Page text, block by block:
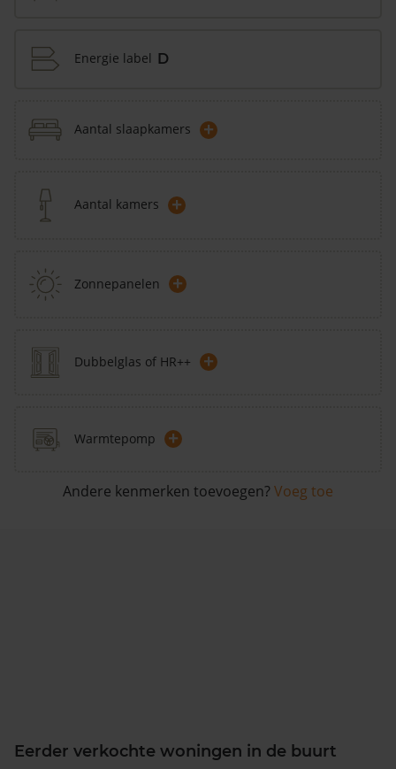
Energie label D
Aantal slaapkamers +
Aantal kamers +
Zonnepanelen +
Dubbelglas of HR++ +
Warmtepomp +
Andere kenmerken toevoegen? Voeg toe
Eerder verkochte woningen in de buurt